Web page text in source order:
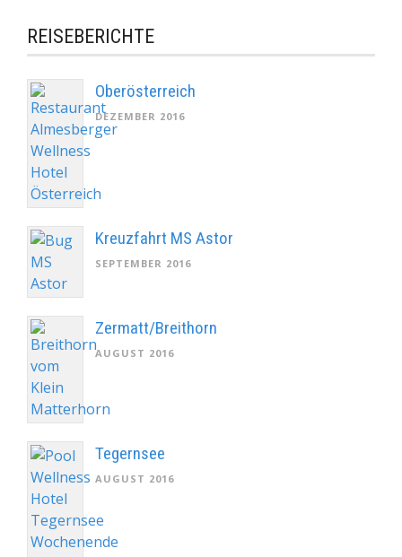
REISEBERICHTE
Oberösterreich
DEZEMBER 2016
Kreuzfahrt MS Astor
SEPTEMBER 2016
Zermatt/Breithorn
AUGUST 2016
Tegernsee
AUGUST 2016